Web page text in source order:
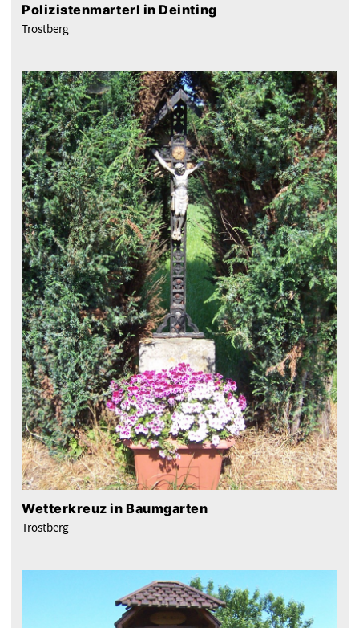
Polizistenmarterl in Deinting
Trostberg
Wetterkreuz in Baumgarten
Trostberg